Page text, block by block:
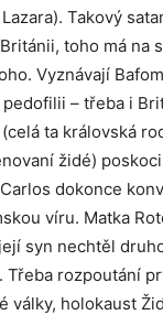
Takový
toho má na
Vyznávají
pedofilii – třeba i
ta královská
židé)
dokonce
víru. Matka
syn nechtěl
Třeba rozpoutání
války, holokaust